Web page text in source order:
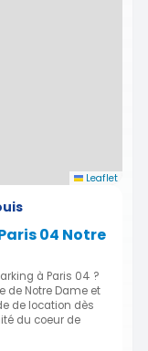
Leaflet
04 Notre
à Paris 04 ?
de Notre Dame et
de location dès
du coeur de